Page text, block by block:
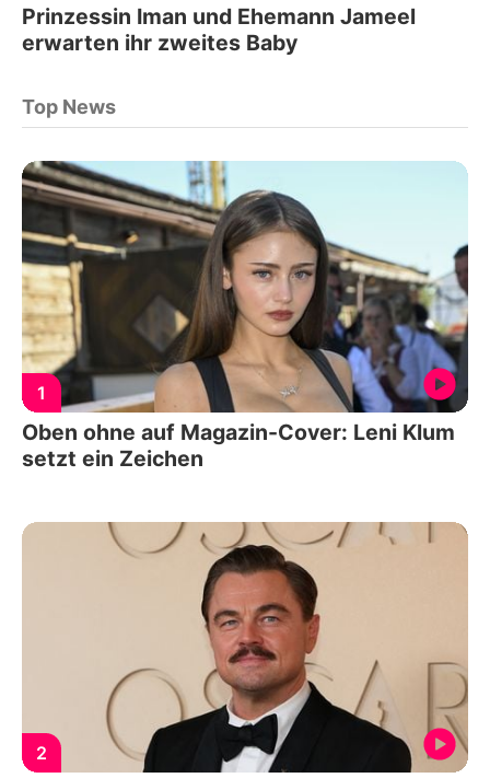
Prinzessin Iman und Ehemann Jameel
erwarten ihr zweites Baby
Top News
1
Oben ohne auf Magazin-Cover: Leni Klum
setzt ein Zeichen
2